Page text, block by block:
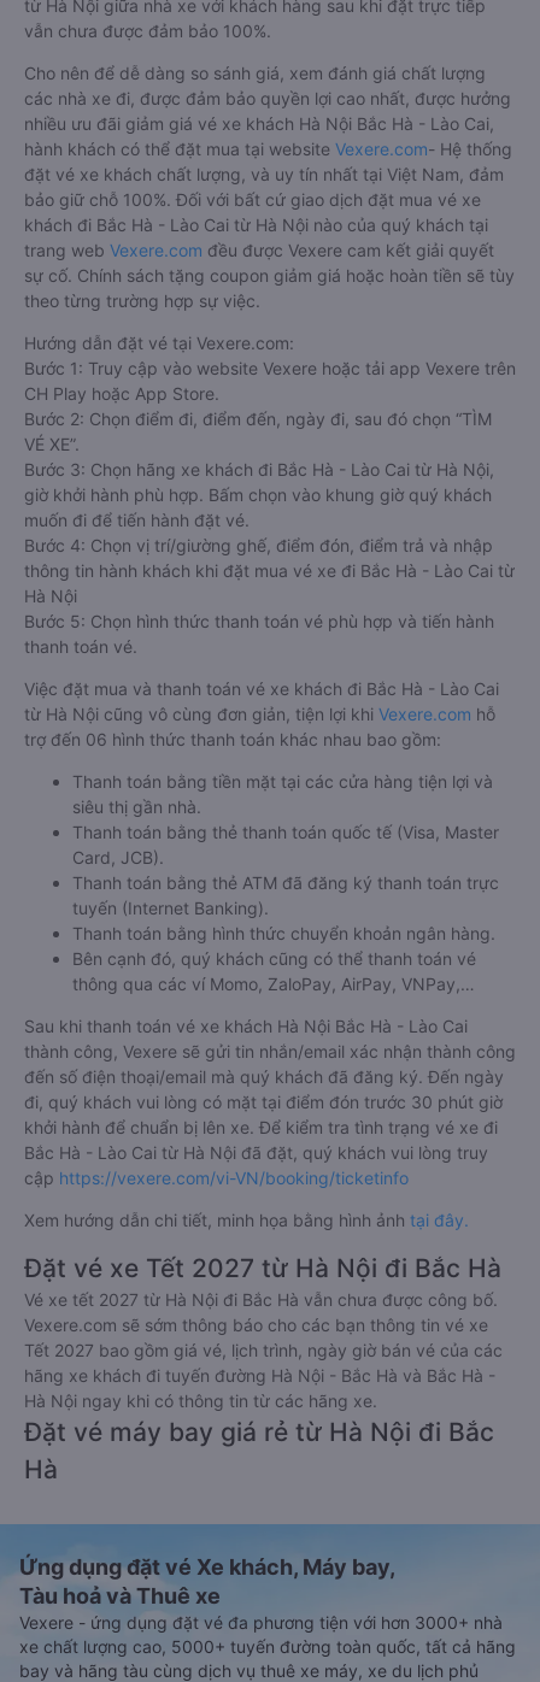
từ Hà Nội giữa nhà xe với khách hàng sau khi đặt trực tiếp
vẫn chưa được đảm bảo 100%.
Cho nên để dễ dàng so sánh giá, xem đánh giá chất lượng
các nhà xe đi, được đảm bảo quyền lợi cao nhất, được hưởng
nhiều ưu đãi giảm giá vé xe khách Hà Nội Bắc Hà - Lào Cai,
hành khách có thể đặt mua tại website Vexere.com- Hệ thống
đặt vé xe khách chất lượng, và uy tín nhất tại Việt Nam, đảm
bảo giữ chỗ 100%. Đối với bất cứ giao dịch đặt mua vé xe
khách đi Bắc Hà - Lào Cai từ Hà Nội nào của quý khách tại
trang web Vexere.com đều được Vexere cam kết giải quyết
sự cố. Chính sách tặng coupon giảm giá hoặc hoàn tiền sẽ tùy
theo từng trường hợp sự việc.
Hướng dẫn đặt vé tại Vexere.com:
Bước 1: Truy cập vào website Vexere hoặc tải app Vexere trên
CH Play hoặc App Store.
Bước 2: Chọn điểm đi, điểm đến, ngày đi, sau đó chọn “TÌM
VÉ XE”.
Bước 3: Chọn hãng xe khách đi Bắc Hà - Lào Cai từ Hà Nội,
giờ khởi hành phù hợp. Bấm chọn vào khung giờ quý khách
muốn đi để tiến hành đặt vé.
Bước 4: Chọn vị trí/giường ghế, điểm đón, điểm trả và nhập
thông tin hành khách khi đặt mua vé xe đi Bắc Hà - Lào Cai từ
Hà Nội
Bước 5: Chọn hình thức thanh toán vé phù hợp và tiến hành
thanh toán vé.
Việc đặt mua và thanh toán vé xe khách đi Bắc Hà - Lào Cai
từ Hà Nội cũng vô cùng đơn giản, tiện lợi khi Vexere.com hỗ
trợ đến 06 hình thức thanh toán khác nhau bao gồm:
Thanh toán bằng tiền mặt tại các cửa hàng tiện lợi và
siêu thị gần nhà.
Thanh toán bằng thẻ thanh toán quốc tế (Visa, Master
Card, JCB).
Thanh toán bằng thẻ ATM đã đăng ký thanh toán trực
tuyến (Internet Banking).
Thanh toán bằng hình thức chuyển khoản ngân hàng.
Bên cạnh đó, quý khách cũng có thể thanh toán vé
thông qua các ví Momo, ZaloPay, AirPay, VNPay,…
Sau khi thanh toán vé xe khách Hà Nội Bắc Hà - Lào Cai
thành công, Vexere sẽ gửi tin nhắn/email xác nhận thành công
đến số điện thoại/email mà quý khách đã đăng ký. Đến ngày
đi, quý khách vui lòng có mặt tại điểm đón trước 30 phút giờ
khởi hành để chuẩn bị lên xe. Để kiểm tra tình trạng vé xe đi
Bắc Hà - Lào Cai từ Hà Nội đã đặt, quý khách vui lòng truy
cập https://vexere.com/vi-VN/booking/ticketinfo
Xem hướng dẫn chi tiết, minh họa bằng hình ảnh tại đây.
Đặt vé xe Tết 2027 từ Hà Nội đi Bắc Hà
Vé xe tết 2027 từ Hà Nội đi Bắc Hà vẫn chưa được công bố.
Vexere.com sẽ sớm thông báo cho các bạn thông tin vé xe
Tết 2027 bao gồm giá vé, lịch trình, ngày giờ bán vé của các
hãng xe khách đi tuyến đường Hà Nội - Bắc Hà và Bắc Hà -
Hà Nội ngay khi có thông tin từ các hãng xe.
Đặt vé máy bay giá rẻ từ Hà Nội đi Bắc
Hà
Ứng dụng đặt vé Xe khách, Máy bay,
Tàu hoả và Thuê xe
Vexere - ứng dụng đặt vé đa phương tiện với hơn 3000+ nhà
xe chất lượng cao, 5000+ tuyến đường toàn quốc, tất cả hãng
bay và hãng tàu cùng dịch vụ thuê xe máy, xe du lịch phủ